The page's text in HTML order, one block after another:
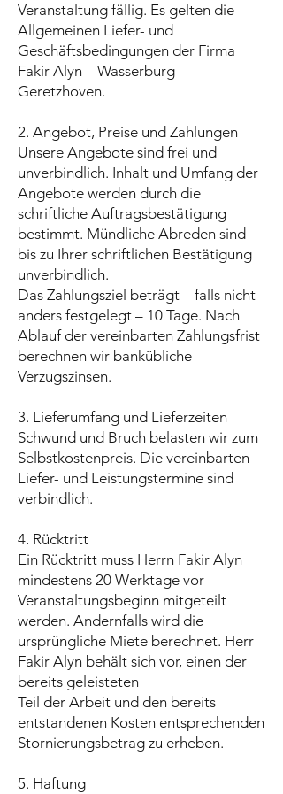
Veranstaltung fällig. Es gelten die
Allgemeinen Liefer- und
Geschäftsbedingungen der Firma
Fakir Alyn – Wasserburg
Geretzhoven.
2. Angebot, Preise und Zahlungen
Unsere Angebote sind frei und
unverbindlich. Inhalt und Umfang der
Angebote werden durch die
schriftliche Auftragsbestätigung
bestimmt. Mündliche Abreden sind
bis zu Ihrer schriftlichen Bestätigung
unverbindlich.
Das Zahlungsziel beträgt – falls nicht
anders festgelegt – 10 Tage. Nach
Ablauf der vereinbarten Zahlungsfrist
berechnen wir bankübliche
Verzugszinsen.
3. Lieferumfang und Lieferzeiten
Schwund und Bruch belasten wir zum
Selbstkostenpreis. Die vereinbarten
Liefer- und Leistungstermine sind
verbindlich.
4. Rücktritt
Ein Rücktritt muss Herrn Fakir Alyn
mindestens 20 Werktage vor
Veranstaltungsbeginn mitgeteilt
werden. Andernfalls wird die
ursprüngliche Miete berechnet. Herr
Fakir Alyn behält sich vor, einen der
bereits geleisteten
Teil der Arbeit und den bereits
entstandenen Kosten entsprechenden
Stornierungsbetrag zu erheben.
5. Haftung